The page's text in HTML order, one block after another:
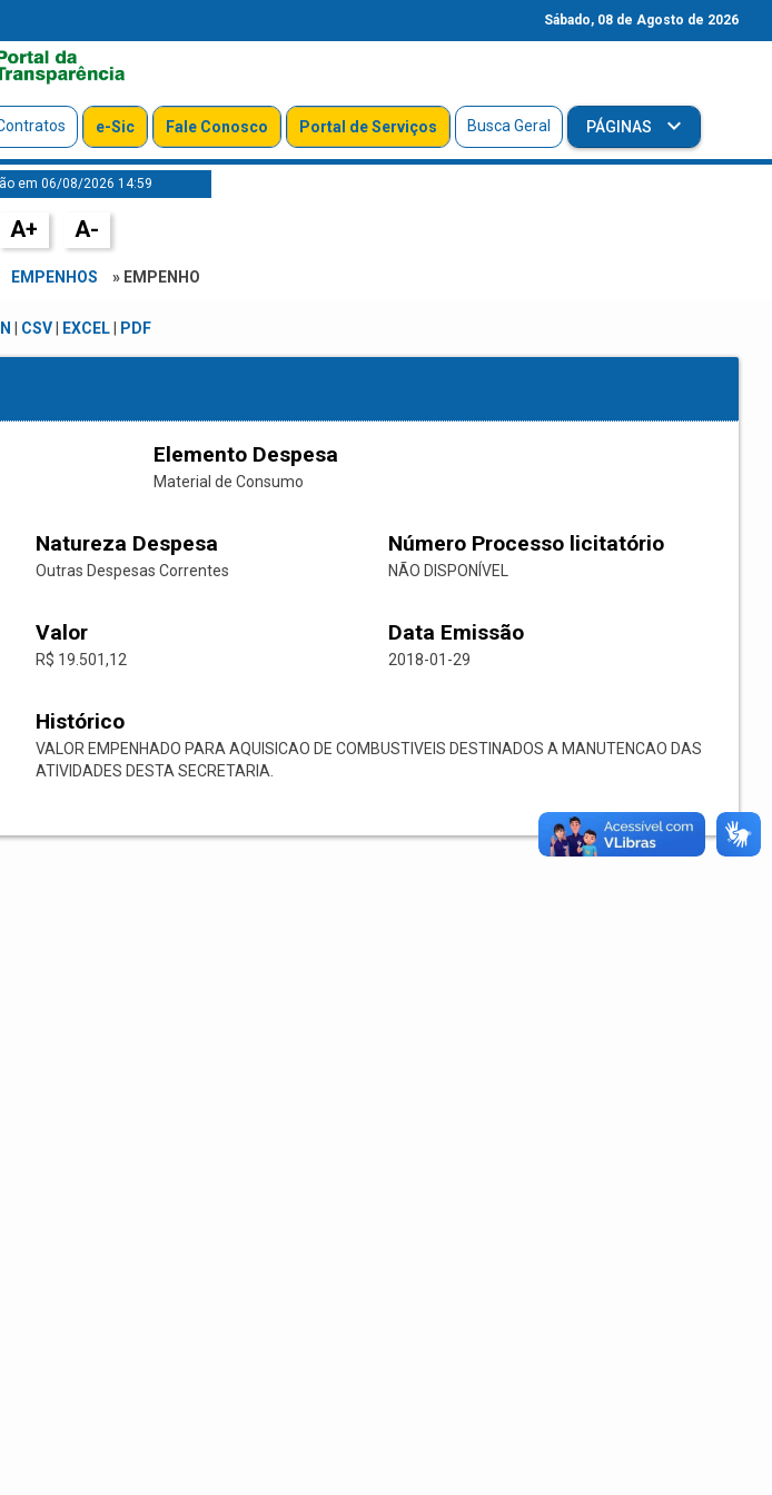
Sábado, 08 de Agosto de 2026
e-Sic Fale Conosco Portal de Serviços Busca Geral PÁGINAS
em 06/08/2026 14:59
A+ A-
EMPENHOS » EMPENHO
CSV| EXCEL| PDF
Elemento Despesa
Material de Consumo
Natureza Despesa
Outras Despesas Correntes
Número Processo licitatório
NÃO DISPONÍVEL
Valor
R$ 19.501,12
Data Emissão
2018-01-29
Histórico
VALOR EMPENHADO PARA AQUISICAO DE COMBUSTIVEIS DESTINADOS A MANUTENCAO DAS
ATIVIDADES DESTA SECRETARIA.